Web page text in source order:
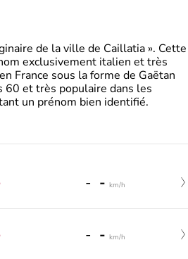
de la ville de Caillatia ». Cette
exclusivement italien et très
France sous la forme de Gaëtan
60 et très populaire dans les
un prénom bien identifié.
- - km/h
- - km/h